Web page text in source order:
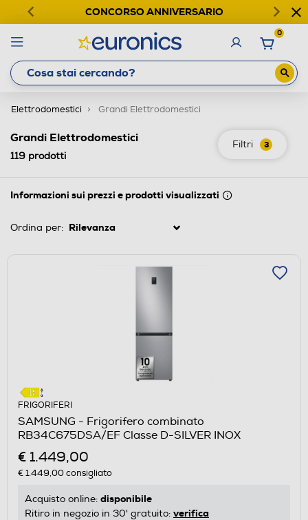
CONCORSO ANNIVERSARIO
0
Elettrodomestici Grandi Elettrodomestici
Filtri 3
Grandi Elettrodomestici
119 prodotti
Informazioni sui prezzi e prodotti visualizzati
Ordina per:
FRIGORIFERI
SAMSUNG - Frigorifero combinato
RB34C675DSA/EF Classe D-SILVER INOX
€ 1.449,00
€ 1.449,00consigliato
Acquisto online: disponibile
Ritiro in negozio in 30' gratuito: verifica